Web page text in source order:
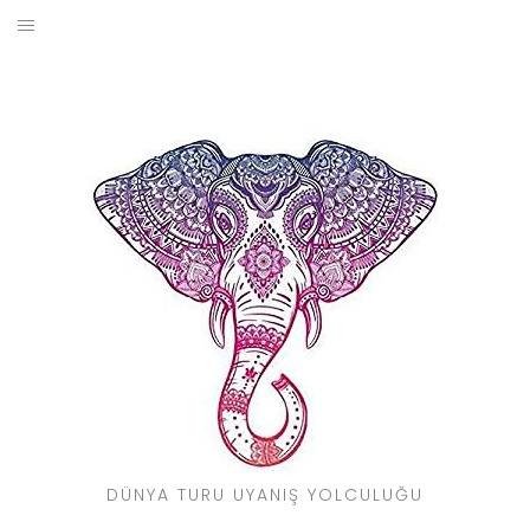
Skip
DÜNYA TURU UYANIŞ YOLCULUĞU
SEYAHAT REHBERI